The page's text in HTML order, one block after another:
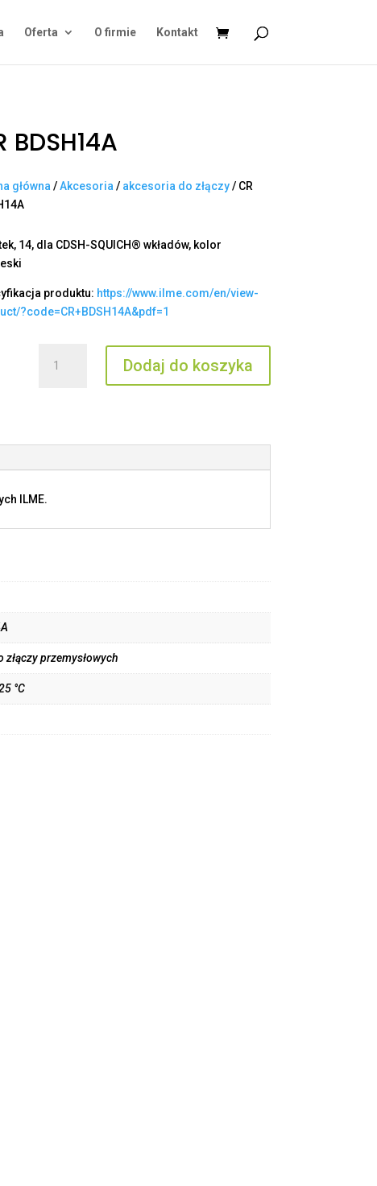
Oferta O firmie Kontakt
BDSH14A
główna /Akcesoria / akcesoria do złączy/ CR
14, dla CDSH-SQUICH® wkładów, kolor
produktu: https://www.ilme.com/en/view-
?code=CR+BDSH14A&pdf=1
Dodaj do koszyka
ILME.
złączy przemysłowych
°C